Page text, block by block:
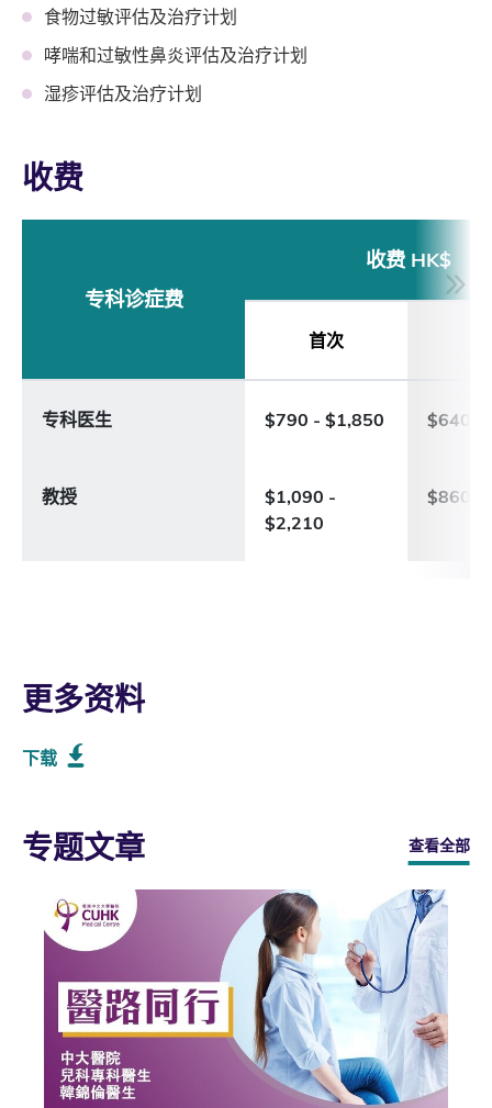
食物过敏评估及治疗计划
哮喘和过敏性鼻炎评估及治疗计划
湿疹评估及治疗计划
收费
专科诊症费
收费 HK$
首次
专科医生 $790 - $1,850 $640 -
教授
$1,090 -
$2,210
$860 -
更多资料
下载
专题文章 查看全部